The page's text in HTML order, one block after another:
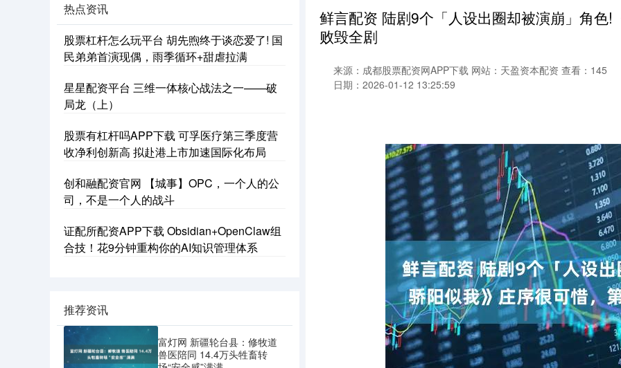
鲜言配资 陆剧9个「人设出圈却被演崩」角色
败毁全剧
来源：成都股票配资网APP下载 网站：天盈资本配资 查看：145
日期：2026-01-12 13:25:59
热点资讯
股票杠杆怎么玩平台 胡先煦终于谈恋爱了! 国
民弟弟首演现偶，雨季循环+甜虐拉满
星星配资平台 三维一体核心战法之一——破
局龙（上）
股票有杠杆吗APP下载 可孚医疗第三季度营
收净利创新高 拟赴港上市加速国际化布局
创和融配资官网 【城事】OPC，一个人的公
司，不是一个人的战斗
证配所配资APP下载 Obsidian+OpenClaw组
合技！花9分钟重构你的AI知识管理体系
推荐资讯
富灯网 新疆轮台县：修牧道
兽医陪同 14.4万头牲畜转